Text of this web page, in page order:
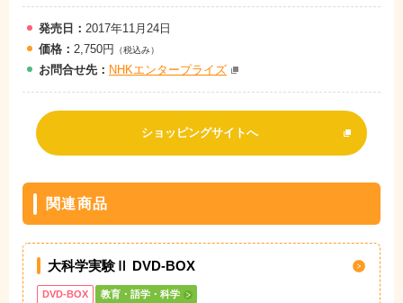
発売日： 2017年11月24日
価格： 2,750円 （税込み）
お問合せ先： NHKエンタープライズ
ショッピングサイトへ
関連商品
大科学実験Ⅱ DVD-BOX
DVD-BOX 教育・語学・科学